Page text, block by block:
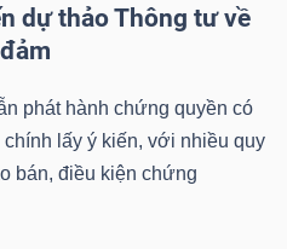
dự thảo Thông tư về
phát hành chứng quyền có
lấy ý kiến, với nhiều quy
bán, điều kiện chứng